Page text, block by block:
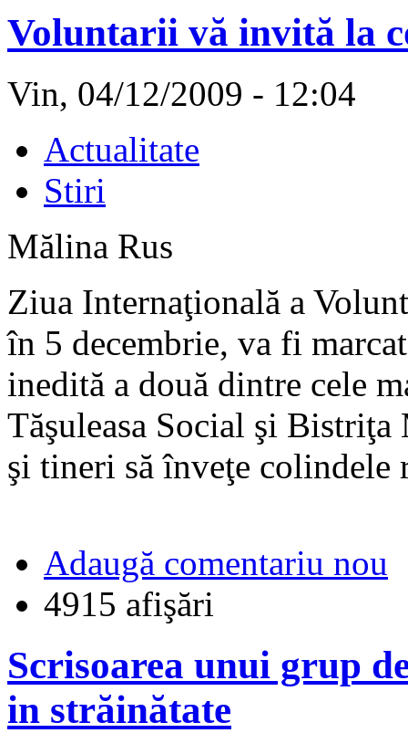
Voluntarii vă invită la
Vin, 04/12/2009 - 12:04
Actualitate
Stiri
Mălina Rus
Ziua Internaţională a
în 5 decembrie, va fi
inedită a două dintre cele
Tăşuleasa Social şi
şi tineri să înveţe colindele
Adaugă comentariu nou
4915 afişări
Scrisoarea unui grup
in străinătate